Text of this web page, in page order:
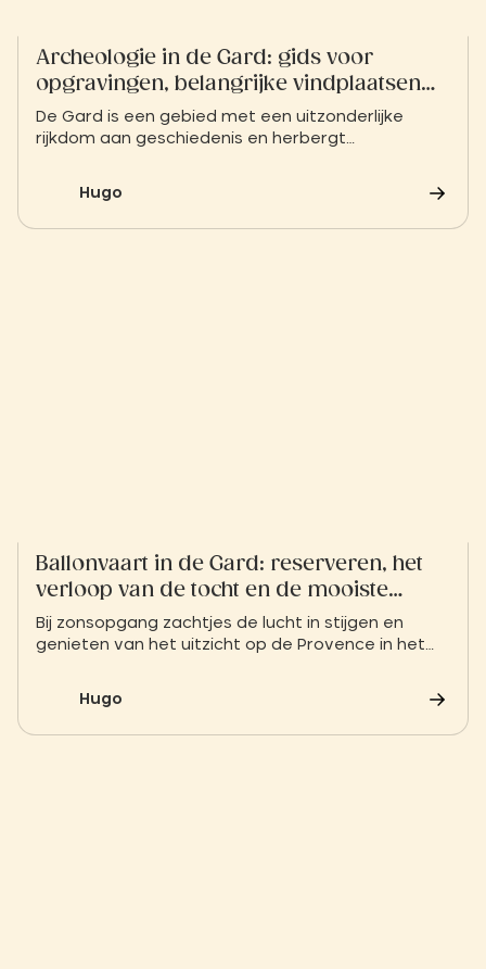
Archeologie in de Gard: gids voor
opgravingen, belangrijke vindplaatsen
en ontdekkingen
De Gard is een gebied met een uitzonderlijke
rijkdom aan geschiedenis en herbergt
du Gard of de Arena van Nîmes en archeologische
musea van internationale faam kunt u op
Hugo
Ballonvaart in de Gard: reserveren, het
verloop van de tocht en de mooiste
plekken
Bij zonsopgang zachtjes de lucht in stijgen en
genieten van het uitzicht op de Provence in het
Een eerste ballonvaart in het departement Gard
is een magische en tijdloze ervaring, ideaal om de
Hugo